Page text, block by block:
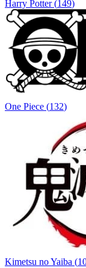
Harry Potter (149)
One Piece (132)
Kimetsu no Yaiba (